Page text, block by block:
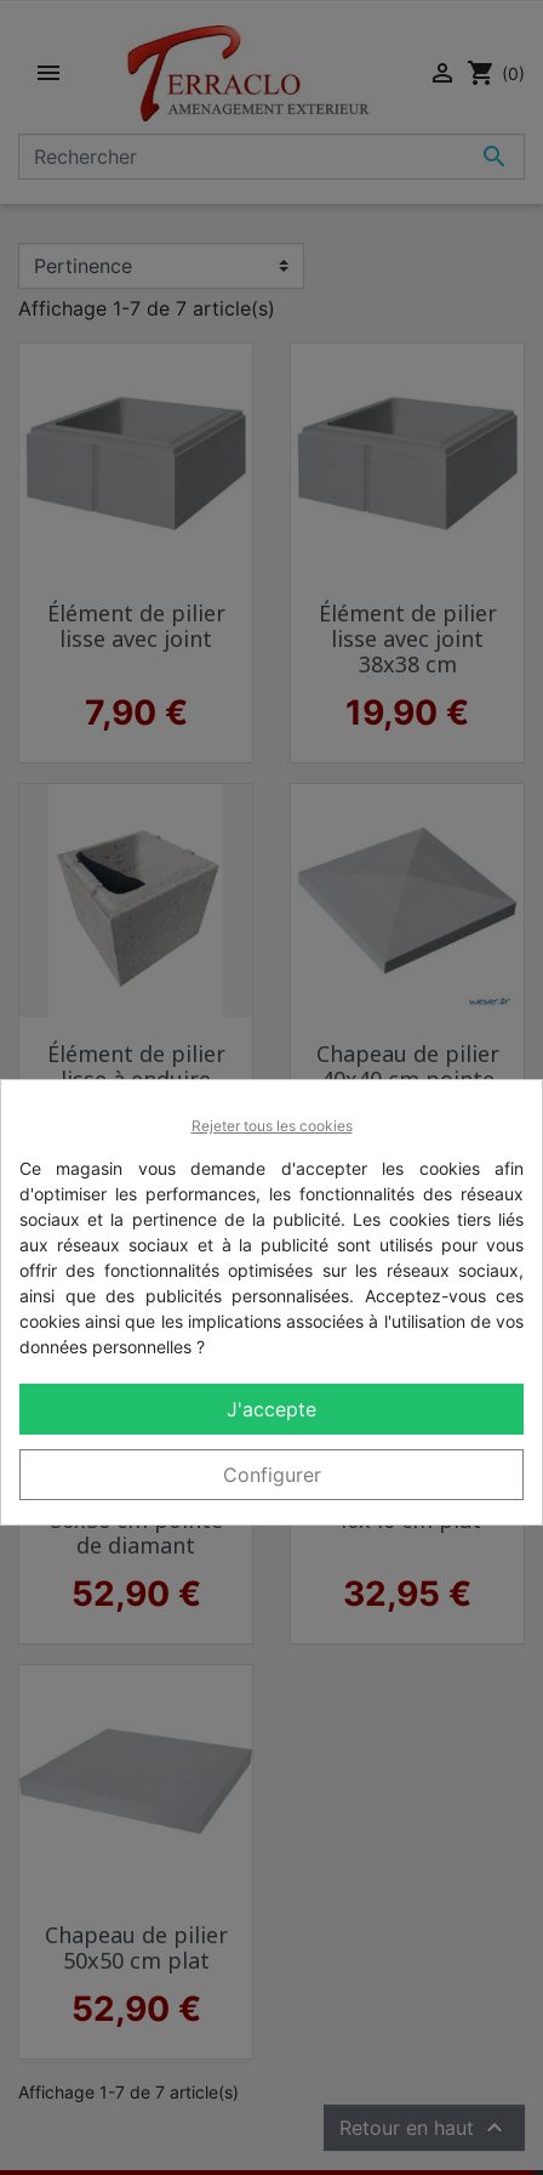


 shopping_cart (0)
Affichage 1-7 de 7 article(s)
Élément de pilier
lisse avec joint
Prix
7,90 €
Élément de pilier
lisse avec joint
38x38 cm
Prix
19,90 €
Élément de pilier
lisse à enduire
4,95 €
Chapeau de pilier
40x40 cm pointe
Prix
29,90 €
Chapeau de pilier
50x50 cm pointe
de diamant
Prix
52,90 €
Chapeau de pilier
40x40 cm plat
Prix
32,95 €
Chapeau de pilier
50x50 cm plat
Prix
52,90 €
Affichage 1-7 de 7 article(s)
Retour en haut 
Rejeter tous les cookies
Ce magasin vous demande d'accepter les cookies afin
d'optimiser les performances, les fonctionnalités des réseaux
sociaux et la pertinence de la publicité. Les cookies tiers liés
aux réseaux sociaux et à la publicité sont utilisés pour vous
offrir des fonctionnalités optimisées sur les réseaux sociaux,
ainsi que des publicités personnalisées. Acceptez-vous ces
cookies ainsi que les implications associées à l'utilisation de vos
données personnelles ?
J'accepte
Configurer